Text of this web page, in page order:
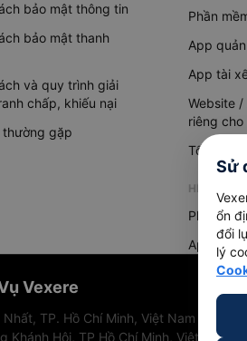
bảo mật thông tin
bảo mật thanh
và quy trình giải
chấp, khiếu nại
thường gặp
Phần
App
App tài
Website
riêng cho
Tổng đài AI
HỆ
Phần
App
Vexere
TP. Hồ Chí Minh, Việt Nam
Hội, TP Hồ Chí Minh, Việt Nam
Sử
ổn
đổi
lý